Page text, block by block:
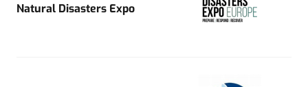
Natural Disasters Expo